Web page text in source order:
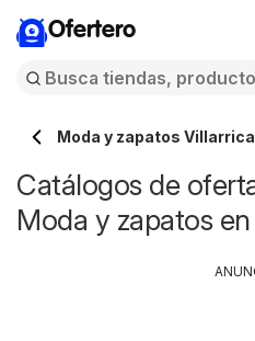
Ofertero
Moda y zapatos Villarrica
Catálogos de
Moda y zapatos